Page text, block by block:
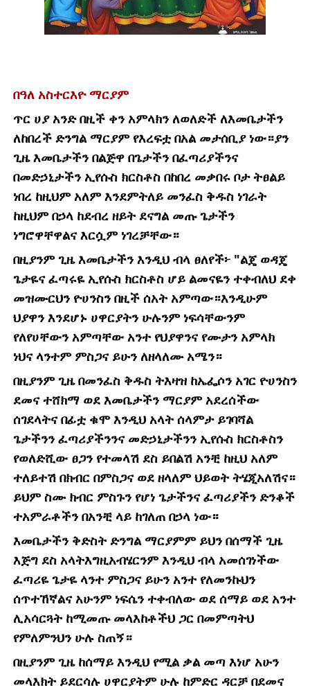
በዓለ አስተርእዮ ማርያም
ጥር ሀያ አንድ በዚች ቀን አምላክን ለወለድች ለእመቤታችን
ለከበረች ድንግል ማርያም የእረፍቷ በአል መታሰቢያ ነው።ያን
ጊዜ እመቤታችን በልጅዋ በጌታችን በፈጣሪያችንና
በመድኃኒታችን ኢየሱስ ክርስቶስ በከበረ መቃበሩ ቦታ ትፀልይ
ነበረ ከዚህም አለም እንደምትለይ መንፈስ ቅዱስ ነገራት
ከዚህም በኃላ ከደብረ ዘይት ደናግል መጡ ጌታችን
ነግሮዋቸዋልና እርሷም ነገረቻቸው።
በዚያንም ጊዜ እመቤታችን እንዲህ ብላ ፀለየች፦ "ልጄ ወዳጄ
ጌታዬና ፈጣሩዬ ኢየሱስ ክርስቶስ ሆይ ልመናዬን ተቀብለህ ደቀ
መዝሙርህን ዮሀንስን በዚች ሰአት አምጣው።እንዲሁም
ህያዋን እንደሆኑ ሀዋርያትን ሁሉንም ነፍሳቸውንም
የለየሀቸውን አምጣቸው አንተ የህያዋንና የሙታን አምላክ
ነህና ላንተም ምስጋና ይሁን ለዘላለሙ አሜን።
በዚያንም ጊዜ በመንፈስ ቅዱስ ትእዛዝ ከኤፌሶን አገር ዮሀንስን
ደመና ተሸክማ ወደ እመቤታችን ማርያም አደረሰችው
ሰገደላትና በፊቷ ቁሞ እንዲህ አላት ሰላምታ ይገባሻል
ጌታችንን ፈጣሪያችንንና መድኃኒታችንን ኢየሱስ ክርስቶስን
የወለድሺው ፀጋን የተመላሽ ደስ ይበልሽ አንቺ ከዚህ አለም
ተለይተሽ በክብር በምስጋና ወደ ዘላለም ህይወት ትሄጂአለሽና።
ይህም ስሙ ክብር ምስጉን የሆነ ጌታችንና ፈጣሪያችን ድንቆች
ተአምራቶችን በአንቺ ላይ ከገለጠ በኃላ ነው።
እመቤታችን ቅድስት ድንግል ማርያምም ይህን በሰማች ጊዜ
እጅግ ደስ አላትእግዚአብሄርንም እንዲህ ብላ አመሰገነችው
ፈጣሪዬ ጌታዬ ላንተ ምስጋና ይሁን አንተ የለመንኩህን
ሰጥተኸኛልና አሁንም ነፍሴን ተቀብለው ወደ ሰማይ ወደ አንተ
ሊአሳርጓት ከሚመጡ መላእከቶችህ ጋር በመምጣትህ
የምለምንህን ሁሉ ስጠኝ።
በዚያንም ጊዜ ከሰማይ እንዲህ የሚል ቃል መጣ እነሆ አሁን
መላእክት ይደርሳሉ ሀዋርያትም ሁሉ ከምድር ዳርቻ በደመና